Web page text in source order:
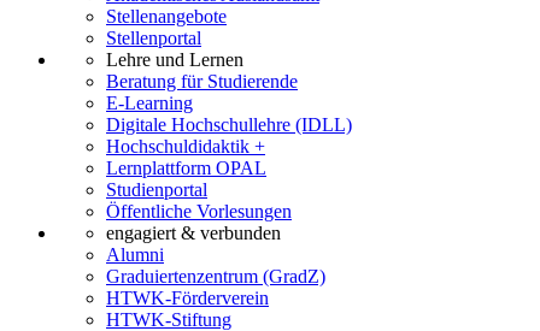
Stellenangebote
Stellenportal
Lehre und Lernen
Beratung für Studierende
E-Learning
Digitale Hochschullehre (IDLL)
Hochschuldidaktik +
Lernplattform OPAL
Studienportal
Öffentliche Vorlesungen
engagiert & verbunden
Alumni
Graduiertenzentrum (GradZ)
HTWK-Förderverein
HTWK-Stiftung